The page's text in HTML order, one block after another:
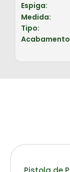
Espiga:
Medida:
Tipo: